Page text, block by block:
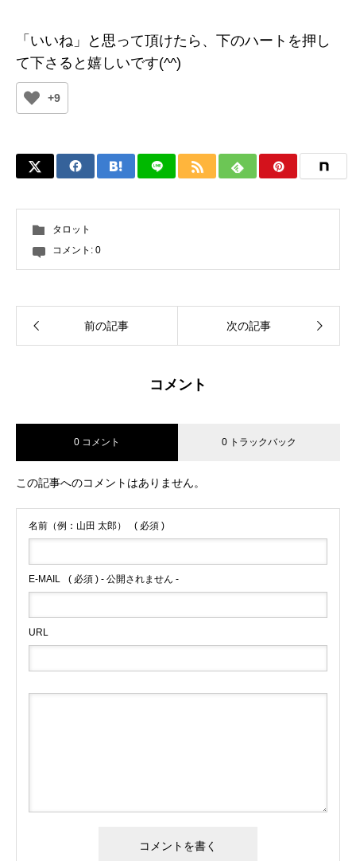
「いいね」と思って頂けたら、下のハートを押し
て下さると嬉しいです(^^)
+9
タロット
コメント: 0
前の記事 次の記事
コメント
0 コメント 0 トラックバック
この記事へのコメントはありません。
名前（例：山田 太郎） ( 必須 )
E-MAIL ( 必須 ) - 公開されません -
URL